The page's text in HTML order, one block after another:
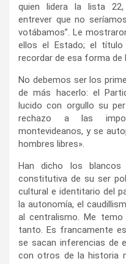
quien lidera la lista 22,
entrever que no
votábamos”. Le
ellos el Estado; el
recordar de esa forma de
No debemos ser los
de más hacerlo: el
lucido con orgullo su
rechazo a las
montevideanos, y se
hombres libres».
Han dicho los
constitutiva de su ser
cultural e identitario del
la autonomía, el
al centralismo. Me
tanto. Es francamente
se sacan inferencias de
con otros de la historia